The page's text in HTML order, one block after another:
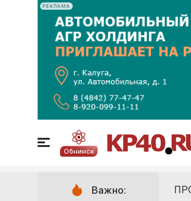
РЕКЛАМА
Обнинск
Важно: